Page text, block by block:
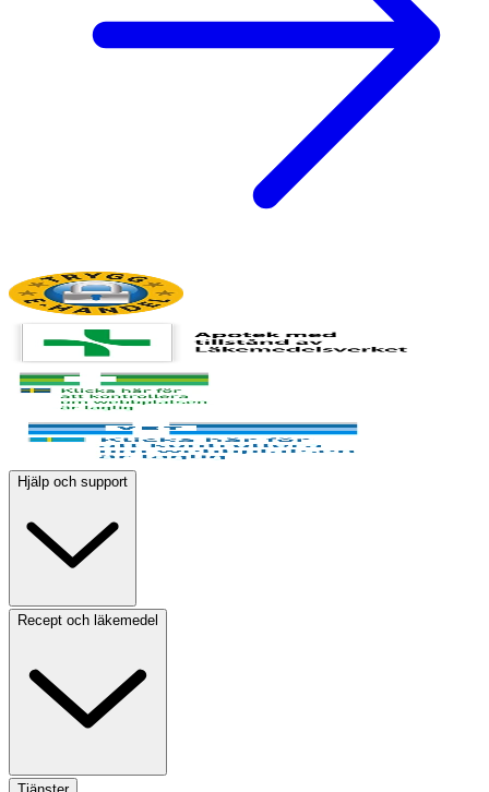
Hjälp och support
Recept och läkemedel
Tjänster